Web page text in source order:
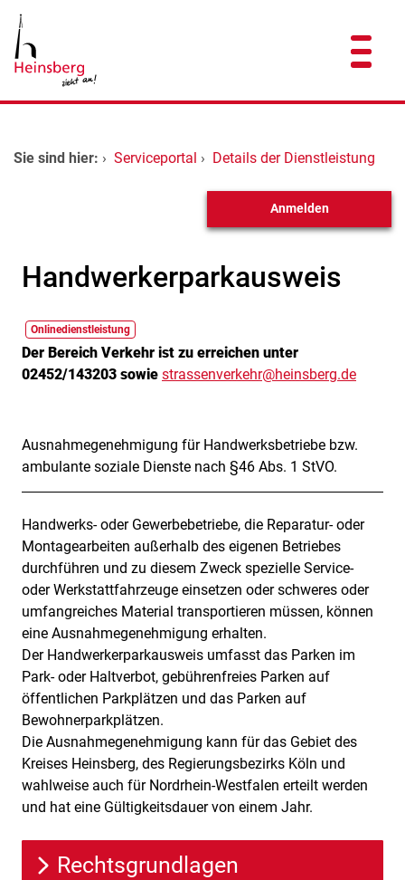
Zum Hauptinhalt springen
Zum Header
Zum Hauptinhalt
Zum Footer
Dienstleistungen A-Z
Sie sind hier: › Serviceportal › Details der Dienstleistung
Anmelden
Handwerkerparkausweis
Onlinedienstleistung
Kurzbeschreibung
Der Bereich Verkehr ist zu erreichen unter
02452/143203 sowie strassenverkehr@heinsberg.de
Ausnahmegenehmigung für Handwerksbetriebe bzw.
ambulante soziale Dienste nach §46 Abs. 1 StVO.
Beschreibung
Handwerks- oder Gewerbebetriebe, die Reparatur- oder
Montagearbeiten außerhalb des eigenen Betriebes
durchführen und zu diesem Zweck spezielle Service-
oder Werkstattfahrzeuge einsetzen oder schweres oder
umfangreiches Material transportieren müssen, können
eine Ausnahmegenehmigung erhalten.
Der Handwerkerparkausweis umfasst das Parken im
Park- oder Haltverbot, gebührenfreies Parken auf
öffentlichen Parkplätzen und das Parken auf
Bewohnerparkplätzen.
Die Ausnahmegenehmigung kann für das Gebiet des
Kreises Heinsberg, des Regierungsbezirks Köln und
wahlweise auch für Nordrhein-Westfalen erteilt werden
und hat eine Gültigkeitsdauer von einem Jahr.
Rechtsgrundlagen